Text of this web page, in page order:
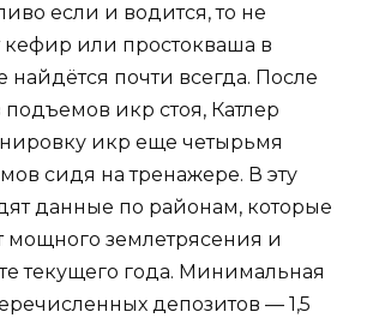
если и водится, то не
кефир или простокваша в
найдётся почти всегда. После
подъемов икр стоя, Катлер
икр еще четырьмя
сидя на тренажере. В эту
данные по районам, которые
мощного землетрясения и
текущего года. Минимальная
депозитов — 1,5